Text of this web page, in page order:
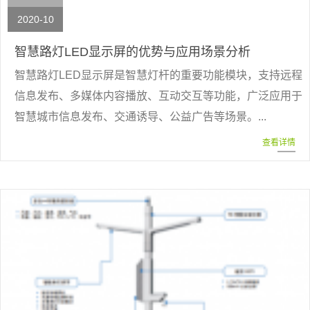
2020-10
智慧路灯LED显示屏的优势与应用场景分析
智慧路灯LED显示屏是智慧灯杆的重要功能模块，支持远程
信息发布、多媒体内容播放、互动交互等功能，广泛应用于
智慧城市信息发布、交通诱导、公益广告等场景。...
查看详情